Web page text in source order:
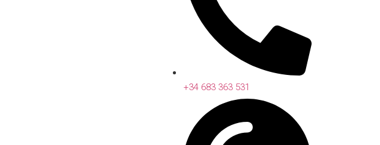
+34 683 363 531